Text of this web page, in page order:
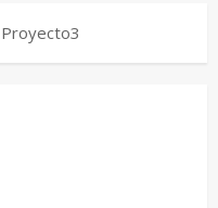
Proyecto3